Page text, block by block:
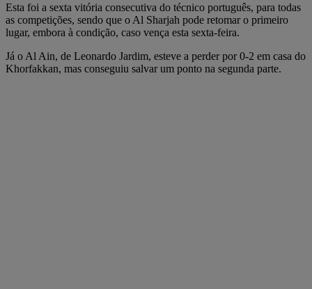
Esta foi a sexta vitória consecutiva do técnico português, para todas
as competições, sendo que o Al Sharjah pode retomar o primeiro
lugar, embora à condição, caso vença esta sexta-feira.
Já o Al Ain, de Leonardo Jardim, esteve a perder por 0-2 em casa do
Khorfakkan, mas conseguiu salvar um ponto na segunda parte.